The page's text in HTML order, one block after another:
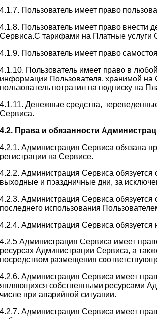
4.1.7. Пользователь имеет право
4.1.8. Пользователь имеет право внести
Сервиса.С тарифами на Платные услуги
4.1.9. Пользователь имеет право
4.1.10. Пользователь имеет право в
информации Пользователя, хранимой на
пользователь потратил на подписку на
4.1.11. Денежные средства,
Сервиса.
4.2. Права и обязанности
4.2.1. Администрация Сервиса обязана
регистрации на Сервисе.
4.2.2. Администрация Сервиса обязуется
выходные и праздничные дни, за
4.2.3. Администрация Сервиса
последнего использования
4.2.4. Администрация Сервиса
4.2.5 Администрация Сервиса имеет
ресурсах Администрации Сервиса, а
посредством размещения
4.2.6. Администрация Сервиса имеет
являющихся собственными ресурсами
числе при аварийной ситуации.
4.2.7. Администрация Сервиса имеет